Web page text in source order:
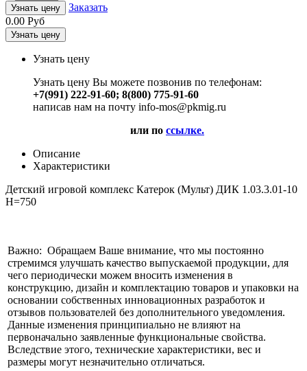
Узнать цену
Заказать
0.00 Руб
Узнать цену
Узнать цену
Узнать цену Вы можете позвонив по телефонам:
+7(991) 222-91-60; 8(800) 775-91-60
написав нам на почту info-mos@pkmig.ru
или по ссылке.
Описание
Характеристики
Детский игровой комплекс Катерок (Мульт) ДИК 1.03.3.01-10
H=750
Важно: Обращаем Ваше внимание, что мы постоянно
стремимся улучшать качество выпускаемой продукции, для
чего периодически можем вносить изменения в
конструкцию, дизайн и комплектацию товаров и упаковки на
основании собственных инновационных разработок и
отзывов пользователей без дополнительного уведомления.
Данные изменения принципиально не влияют на
первоначально заявленные функциональные свойства.
Вследствие этого, технические характеристики, вес и
размеры могут незначительно отличаться.